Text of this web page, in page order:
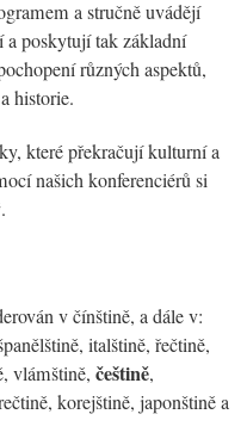
a stručně uvádějí
a poskytují tak základní
různých aspektů,
historie.
které překračují kulturní a
našich konferenciérů si
v čínštině, a dále v:
italštině, řečtině,
vlámštině, češtině,
korejštině, japonštině a